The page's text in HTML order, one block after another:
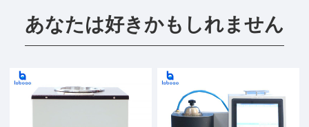
あなたは好きかもしれません